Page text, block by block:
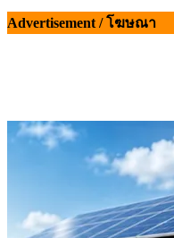
เรื่อง
Advertisement / โฆษณา